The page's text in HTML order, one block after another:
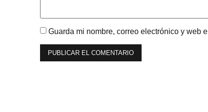
Guarda mi nombre, correo electrónico y web